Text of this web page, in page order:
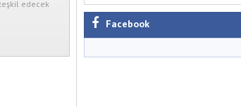
edecek
Facebook